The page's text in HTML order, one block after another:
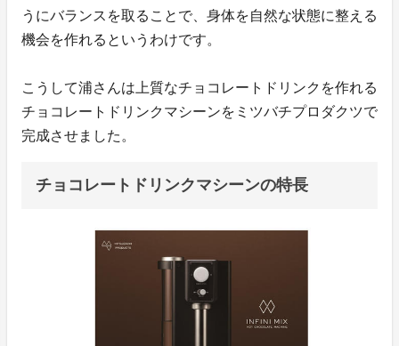
うにバランスを取ることで、身体を自然な状態に整える
機会を作れるというわけです。
こうして浦さんは上質なチョコレートドリンクを作れる
チョコレートドリンクマシーンをミツバチプロダクツで
完成させました。
チョコレートドリンクマシーンの特長